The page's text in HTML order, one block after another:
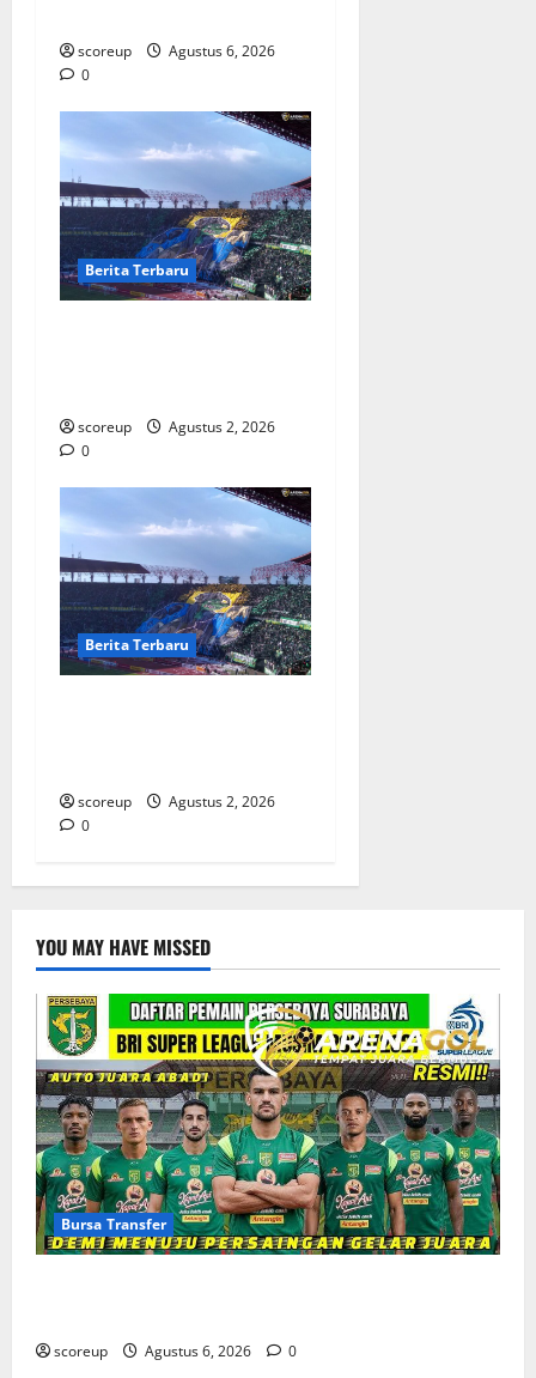
scoreup
Agustus 6, 2026
0
Berita Terbaru
scoreup
Agustus 2, 2026
0
Berita Terbaru
scoreup
Agustus 2, 2026
0
YOU MAY HAVE MISSED
Bursa Transfer
scoreup Agustus 6, 2026 0